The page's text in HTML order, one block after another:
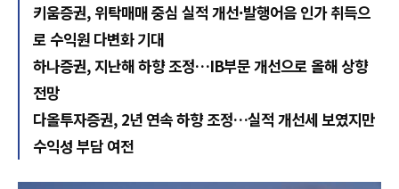
키움증권, 위탁매매 중심 실적 개선·발행어음 인가 취득으
로 수익원 다변화 기대
하나증권, 지난해 하향 조정…IB부문 개선으로 올해 상향
전망
다올투자증권, 2년 연속 하향 조정…실적 개선세 보였지만
수익성 부담 여전